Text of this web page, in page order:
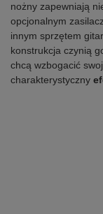
nożny zapewniają
opcjonalnym
innym sprzętem
konstrukcja czynią
chcą wzbogacić
charakterystyczny